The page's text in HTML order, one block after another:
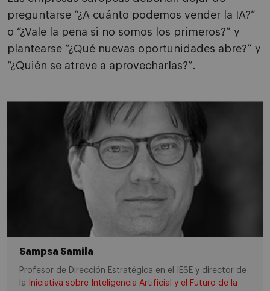
preguntarse “¿A cuánto podemos vender la IA?”
o “¿Vale la pena si no somos los primeros?” y
plantearse “¿Qué nuevas oportunidades abre?” y
“¿Quién se atreve a aprovecharlas?”.
Sampsa Samila
Profesor de Dirección Estratégica en el IESE y director de
la
Iniciativa sobre Inteligencia Artificial y el Futuro de la